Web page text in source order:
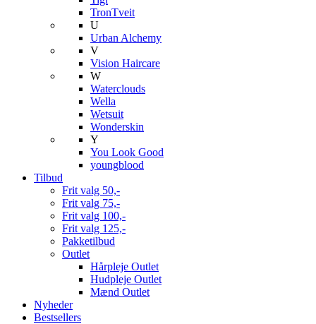
TronTveit
U
Urban Alchemy
V
Vision Haircare
W
Waterclouds
Wella
Wetsuit
Wonderskin
Y
You Look Good
youngblood
Tilbud
Frit valg 50,-
Frit valg 75,-
Frit valg 100,-
Frit valg 125,-
Pakketilbud
Outlet
Hårpleje Outlet
Hudpleje Outlet
Mænd Outlet
Nyheder
Bestsellers